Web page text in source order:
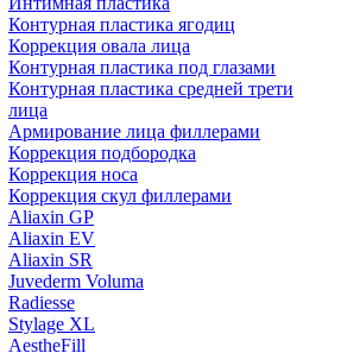
Контурная пластика ягодиц
Коррекция овала лица
Контурная пластика под глазами
Контурная пластика средней трети
лица
Армирование лица филлерами
Коррекция подбородка
Коррекция носа
Коррекция скул филлерами
Aliaxin GP
Aliaxin EV
Aliaxin SR
Juvederm Voluma
Radiesse
Stylage XL
AestheFill